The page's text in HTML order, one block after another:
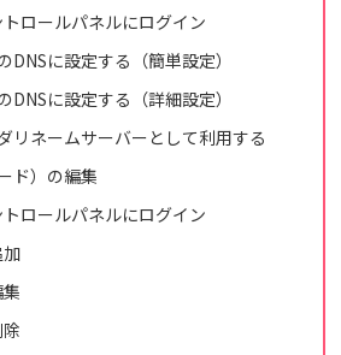
トロールパネルにログイン
DNSに設定する（簡単設定）
DNSに設定する（詳細設定）
リネームサーバーとして利用する
ド）の編集
トロールパネルにログイン
加